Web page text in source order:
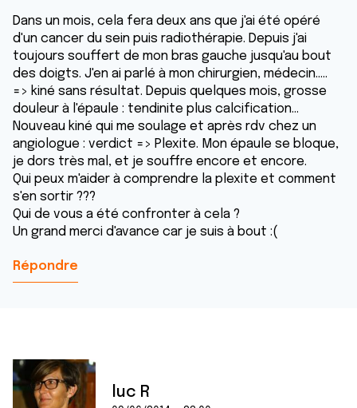
Dans un mois, cela fera deux ans que j'ai été opéré
d'un cancer du sein puis radiothérapie. Depuis j'ai
toujours souffert de mon bras gauche jusqu'au bout
des doigts. J'en ai parlé à mon chirurgien, médecin.....
=> kiné sans résultat. Depuis quelques mois, grosse
douleur à l'épaule : tendinite plus calcification...
Nouveau kiné qui me soulage et après rdv chez un
angiologue : verdict => Plexite. Mon épaule se bloque,
je dors très mal, et je souffre encore et encore.
Qui peux m'aider à comprendre la plexite et comment
s'en sortir ???
Qui de vous a été confronter à cela ?
Un grand merci d'avance car je suis à bout :(
Répondre
luc R